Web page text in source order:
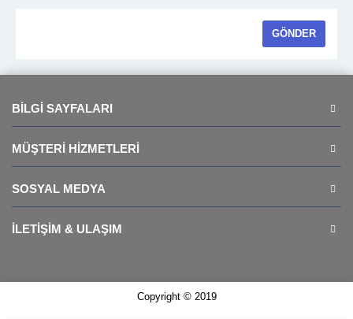
BILGI SAYFALARI
MÜŞTERI HIZMETLERI
SOSYAL MEDYA
İLETIŞIM & ULAŞIM
Copyright © 2019